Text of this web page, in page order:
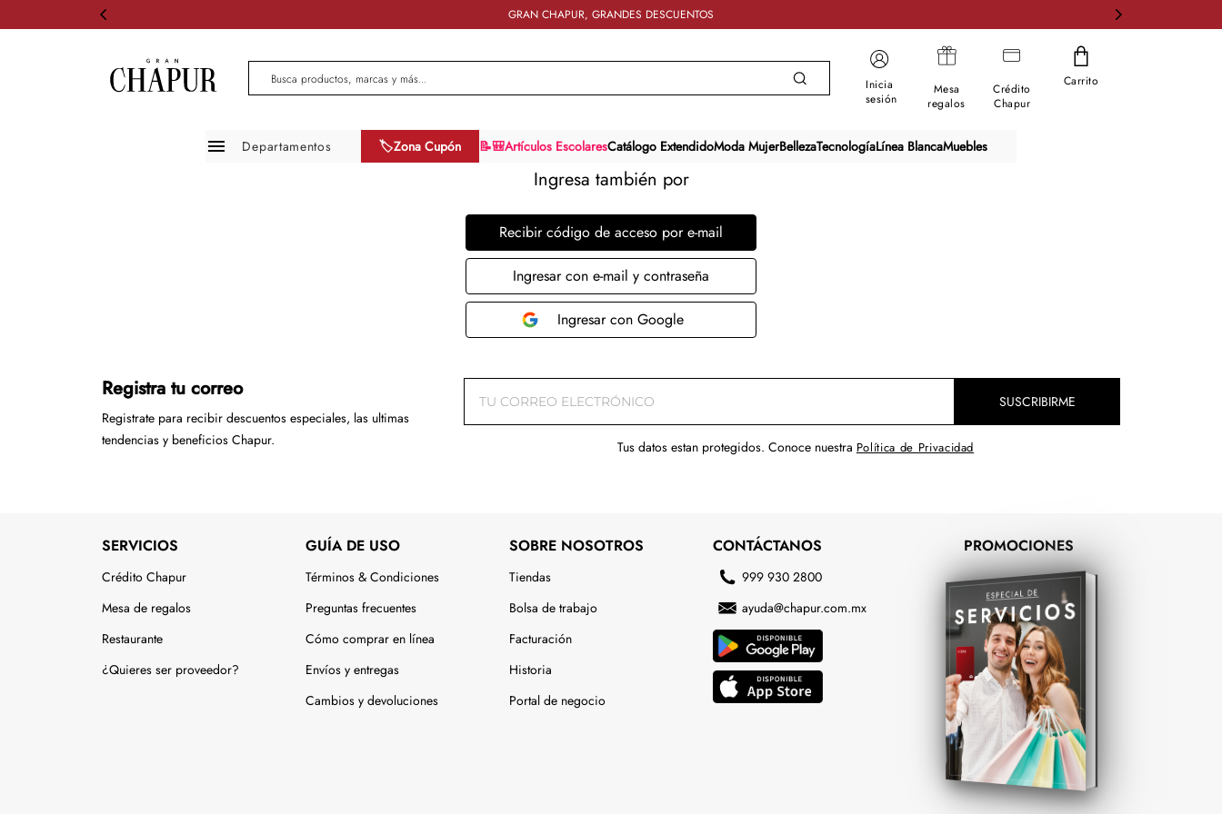
GRAN CHAPUR, GRANDES DESCUENTOS
Busca productos, marcas y más...
Inicia
sesión
Mesa
regalos
Crédito
Chapur
Carrito
Departamentos
Tecnología
Juguetería
Deportes
Movilidad
🏷️Zona Cupón 📝🎒Artículos EscolaresCatálogo ExtendidoModa MujerBellezaTecnologíaLínea BlancaMuebles
Ingresa también por
Recibir código de acceso por e-mail
Registra tu correo
Registrate para recibir descuentos especiales, las ultimas
tendencias y beneficios Chapur.
SUSCRIBIRME
Tus datos estan protegidos. Conoce nuestra Política de Privacidad
SERVICIOS
Crédito Chapur
Mesa de regalos
Restaurante
¿Quieres ser proveedor?
GUÍA DE USO
Términos & Condiciones
Preguntas frecuentes
Cómo comprar en línea
Envíos y entregas
Cambios y devoluciones
SOBRE NOSOTROS
Tiendas
Bolsa de trabajo
Facturación
Historia
Portal de negocio
CONTÁCTANOS
999 930 2800
ayuda@chapur.com.mx
PROMOCIONES